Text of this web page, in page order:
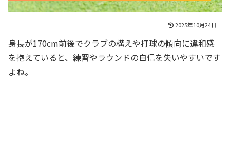
2025年10月24日
身長が170cm前後でクラブの構えや打球の傾向に違和感
を抱えていると、練習やラウンドの自信を失いやすいです
よね。